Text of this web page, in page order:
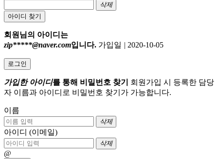
삭제
아이디 찾기
회원님의 아이디는
zip*****@naver.com입니다. 가입일 | 2020-10-05
로그인
가입한 아이디를 통해 비밀번호 찾기
회원가입 시 등록한 담당
자 이름과 아이디로 비밀번호 찾기가 가능합니다.
이름
삭제
아이디 (이메일)
삭제
@